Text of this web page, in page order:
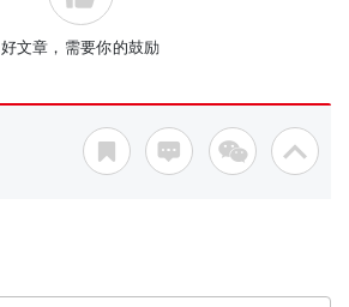
好文章，需要你的鼓励